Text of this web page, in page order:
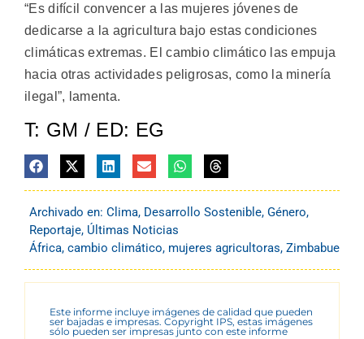
“Es difícil convencer a las mujeres jóvenes de
dedicarse a la agricultura bajo estas condiciones
climáticas extremas. El cambio climático las empuja
hacia otras actividades peligrosas, como la minería
ilegal”, lamenta.
T: GM / ED: EG
Archivado en: Clima, Desarrollo Sostenible, Género,
Reportaje, Últimas Noticias
África, cambio climático, mujeres agricultoras, Zimbabue
Este informe incluye imágenes de calidad que pueden
ser bajadas e impresas. Copyright IPS, estas imágenes
sólo pueden ser impresas junto con este informe